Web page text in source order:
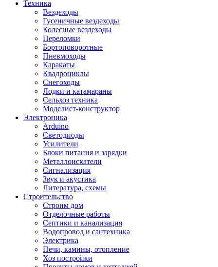
Техника
Вездеходы
Гусеничные вездеходы
Колесные вездеходы
Переломки
Бортоповоротные
Пневмоходы
Каракаты
Квадроциклы
Снегоходы
Лодки и катамараны
Сельхоз техника
Моделист-конструктор
Электроника
Arduino
Светодиоды
Усилители
Блоки питания и зарядки
Металлоискатели
Сигнализация
Звук и акустика
Литература, схемы
Строительство
Строим дом
Отделочные работы
Септики и канализация
Водопровод и сантехника
Электрика
Печи, камины, отопление
Хоз постройки